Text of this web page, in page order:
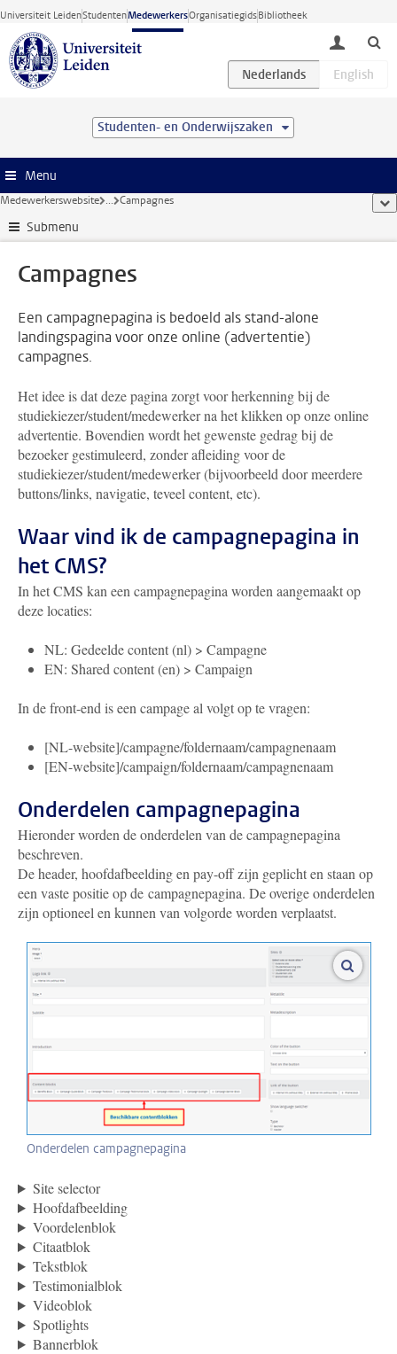
Ga direct naar de inhoud
Universiteit LeidenStudentenMedewerkersOrganisatiegidsBibliotheek
toggle
Studenten- en Onderwijszaken
Menu
Medewerkerswebsite ... Campagnes
Submenu
Campagnes
Een campagnepagina is bedoeld als stand-alone
landingspagina voor onze online (advertentie)
campagnes.
Het idee is dat deze pagina zorgt voor herkenning bij de
studiekiezer/student/medewerker na het klikken op onze online
advertentie. Bovendien wordt het gewenste gedrag bij de
bezoeker gestimuleerd, zonder afleiding voor de
studiekiezer/student/medewerker (bijvoorbeeld door meerdere
buttons/links, navigatie, teveel content, etc).
Waar vind ik de campagnepagina in
het CMS?
In het CMS kan een campagnepagina worden aangemaakt op
deze locaties:
NL: Gedeelde content (nl) > Campagne
EN: Shared content (en) > Campaign
In de front-end is een campage al volgt op te vragen:
[NL-website]/campagne/foldernaam/campagnenaam
[EN-website]/campaign/foldernaam/campagnenaam
Onderdelen campagnepagina
Hieronder worden de onderdelen van de campagnepagina
beschreven.
De header, hoofdafbeelding en pay-off zijn geplicht en staan op
een vaste positie op de campagnepagina. De overige onderdelen
zijn optioneel en kunnen van volgorde worden verplaatst.
Onderdelen campagnepagina
Site selector
Hoofdafbeelding
Voordelenblok
Citaatblok
Tekstblok
Testimonialblok
Videoblok
Spotlights
Bannerblok